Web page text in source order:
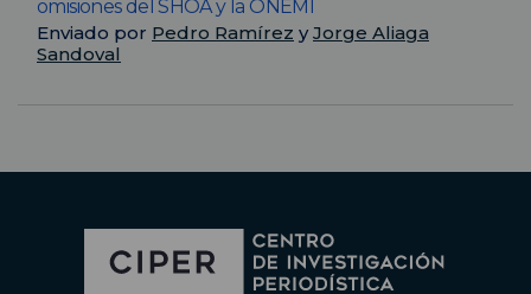
omisiones del SHOA y la ONEMI
Enviado por Pedro Ramírez yJorge Aliaga
Sandoval